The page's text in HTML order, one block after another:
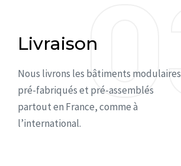
Livraison
Nous livrons les bâtiments modulaires
pré-fabriqués et pré-assemblés
partout en France, comme à
l’international. 03
03